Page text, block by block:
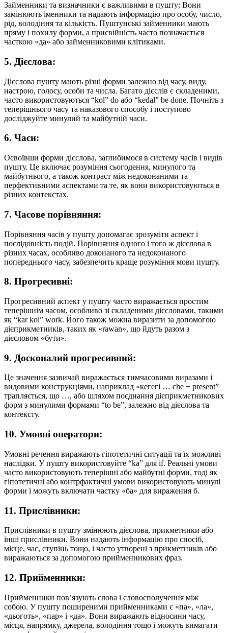
Займенники та визначники є важливими в пушту; Вони
замінюють іменники та надають інформацію про особу, число,
рід, володіння та кількість. Пуштунські займенники мають
пряму і похилу форми, а присвійність часто позначається
часткою «да» або займенниковими клітиками.
5. Дієслова:
Дієслова пушту мають різні форми залежно від часу, виду,
настрою, голосу, особи та числа. Багато дієслів є складеними,
часто використовуються “kol” do або “kedal” be done. Почніть з
теперішнього часу та наказового способу і поступово
досліджуйте минулий та майбутній часи.
6. Часи:
Освоївши форми дієслова, заглибимося в систему часів і видів
пушту. Це включає розуміння сьогодення, минулого та
майбутнього, а також контраст між недоконаними та
перфективними аспектами та те, як вони використовуються в
різних контекстах.
7. Часове порівняння:
Порівняння часів у пушту допомагає зрозуміти аспект і
послідовність подій. Порівняння одного і того ж дієслова в
різних часах, особливо доконаного та недоконаного
попереднього часу, забезпечить краще розуміння мови пушту.
8. Прогресивні:
Прогресивний аспект у пушту часто виражається простим
теперішнім часом, особливо зі складеними дієсловами, такими
як “kar kol” work. Його також можна виразити за допомогою
дієприкметників, таких як «rawan», що йдуть разом з
дієсловом «бути».
9. Досконалий прогресивний:
Це значення зазвичай виражається тимчасовими виразами і
видовими конструкціями, наприклад «кегегі … che + present”
трапляється, що …, або шляхом поєднання дієприкметникових
форм з минулими формами “to be”, залежно від дієслова та
контексту.
10. Умовні оператори:
Умовні речення виражають гіпотетичні ситуації та їх можливі
наслідки. У пушту використовуйте “ka” для if. Реальні умови
часто використовують теперішні або майбутні форми, тоді як
гіпотетичні або контрфактичні умови використовують минулі
форми і можуть включати частку «ба» для вираження б.
11. Прислівники:
Прислівники в пушту змінюють дієслова, прикметники або
інші прислівники. Вони надають інформацію про спосіб,
місце, час, ступінь тощо, і часто утворені з прикметників або
виражаються за допомогою прийменникових фраз.
12. Прийменники:
Прийменники пов’язують слова і словосполучення між
собою. У пушту поширеними прийменниками є «па», «ла»,
«дьоготь», «пар» і «да». Вони виражають відносини часу,
місця, напрямку, джерела, володіння тощо і можуть вимагати